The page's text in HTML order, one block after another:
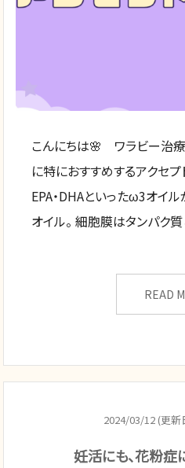
こんにちは🌸 ワラビー治
に特におすすめするアクセプ
EPA・DHAといったω3オイ
オイル。 細胞膜はタンパク
READ
2024/03/12 (更新
妊活にも、花粉症